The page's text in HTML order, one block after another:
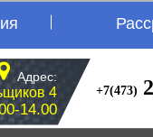
Адрес:
4
14.00
+7(473)